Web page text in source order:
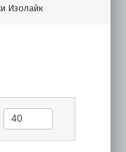
Изолайк
40